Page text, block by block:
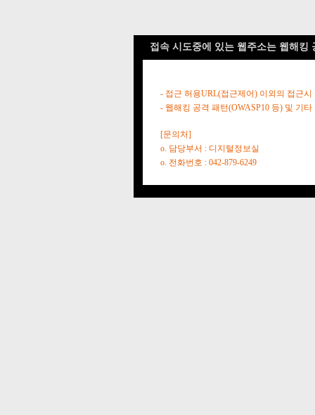
접속 시도중에 있는 웹주소는 웹해킹
- 접근 허용URL(접근제어) 이외의 접근시
- 웹해킹 공격 패턴(OWASP10 등) 및 기
[문의처]
o. 담당부서 : 디지털정보실
o. 전화번호 : 042-879-6249